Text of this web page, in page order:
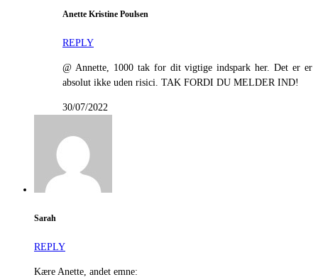
Anette Kristine Poulsen
REPLY
@ Annette, 1000 tak for dit vigtige indspark her. Det er er
absolut ikke uden risici. TAK FORDI DU MELDER IND!
30/07/2022
Sarah
REPLY
Kære Anette, andet emne: